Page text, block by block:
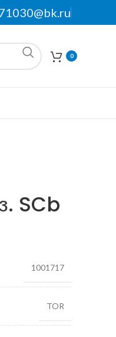
0
SCb
1001717
TOR